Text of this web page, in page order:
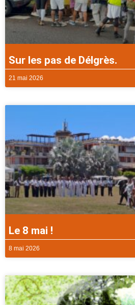
Sur les pas de Délgrès.
21 mai 2026
Le 8 mai !
8 mai 2026